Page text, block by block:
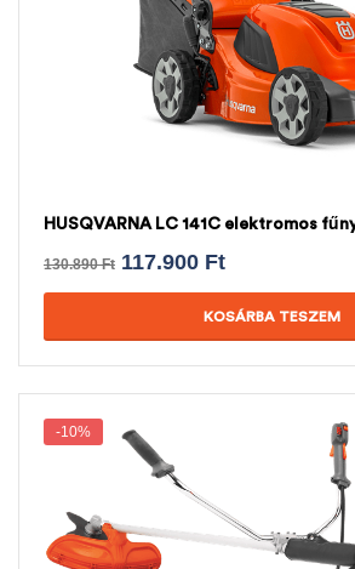
HUSQVARNA LC 141C elektromos
130.890Ft 117.900 Ft
KOSÁRBA TESZEM
-10%